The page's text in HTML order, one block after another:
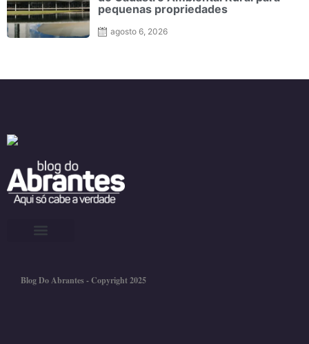
pequenas propriedades
agosto 6, 2026
Blog Do Abrantes - Copyright 2025